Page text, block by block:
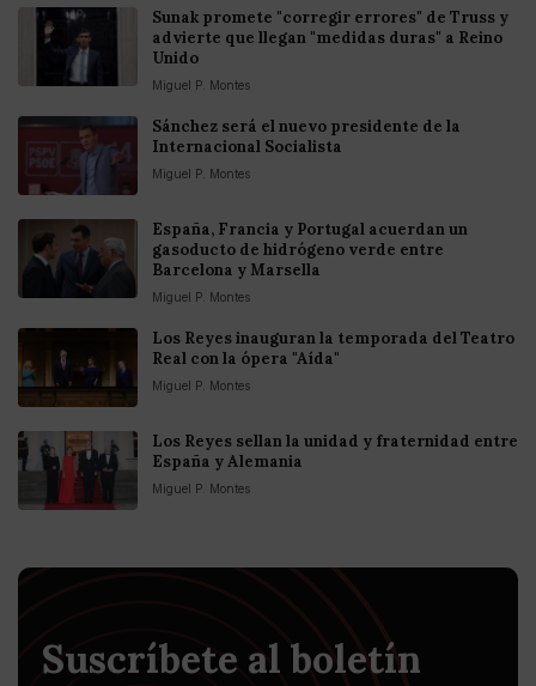
Sunak promete "corregir errores" de Truss y
advierte que llegan "medidas duras" a Reino
Unido
Miguel P. Montes
Sánchez será el nuevo presidente de la
Internacional Socialista
Miguel P. Montes
España, Francia y Portugal acuerdan un
gasoducto de hidrógeno verde entre
Barcelona y Marsella
Miguel P. Montes
Los Reyes inauguran la temporada del Teatro
Real con la ópera "Aída"
Miguel P. Montes
Los Reyes sellan la unidad y fraternidad entre
España y Alemania
Miguel P. Montes
Suscríbete al boletín